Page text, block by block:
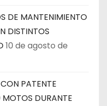
DE MANTENIMIENTO
DISTINTOS
10 de agosto de
PATENTE
DURANTE